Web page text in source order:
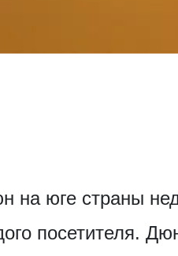
на юге страны
посетителя.